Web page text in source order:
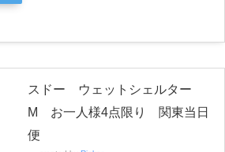
スドー ウェットシェルター
M お一人様4点限り 関東当日
便